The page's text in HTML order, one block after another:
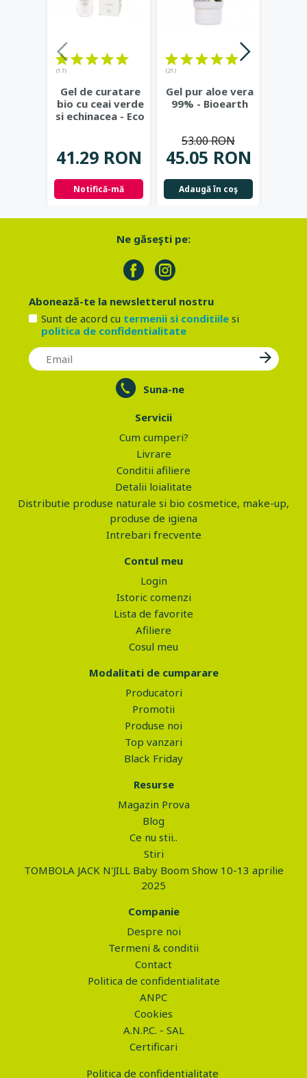
(17)
Gel de curatare
bio cu ceai verde
si echinacea - Eco
41.29 RON
Notifică-mă
(21)
Gel pur aloe vera
99% - Bioearth
45.05 RON
53.00 RON
Adaugă în coş
Ne găseşti pe:
Abonează-te la newsletterul nostru
Sunt de acord cu termenii si conditiilesi
politica de confidentialitate
Suna-ne
Servicii
Cum cumperi?
Livrare
Conditii afiliere
Detalii loialitate
Distributie produse naturale si bio cosmetice, make-up,
produse de igiena
Intrebari frecvente
Contul meu
Login
Istoric comenzi
Lista de favorite
Afiliere
Cosul meu
Modalitati de cumparare
Producatori
Promotii
Produse noi
Top vanzari
Black Friday
Resurse
Magazin Prova
Blog
Ce nu stii..
Stiri
TOMBOLA JACK N'JILL Baby Boom Show 10-13 aprilie
2025
Companie
Despre noi
Termeni & conditii
Contact
Politica de confidentialitate
ANPC
Cookies
A.N.P.C. - SAL
Certificari
Politica de confidentialitate